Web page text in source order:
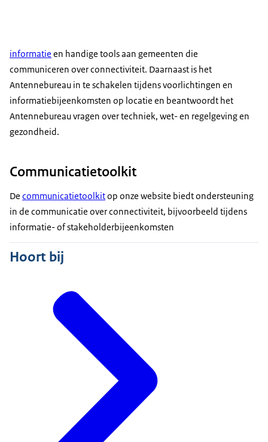
informatie en handige tools aan gemeenten die
communiceren over connectiviteit. Daarnaast is het
Antennebureau in te schakelen tijdens voorlichtingen en
informatiebijeenkomsten op locatie en beantwoordt het
Antennebureau vragen over techniek, wet- en regelgeving en
gezondheid.
Communicatietoolkit
De communicatietoolkitop onze website biedt ondersteuning
in de communicatie over connectiviteit, bijvoorbeeld tijdens
informatie- of stakeholderbijeenkomsten
Hoort bij